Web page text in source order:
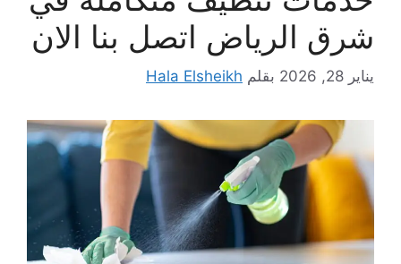
شرق الرياض اتصل بنا الان
يناير 28, 2026 بقلم Hala Elsheikh